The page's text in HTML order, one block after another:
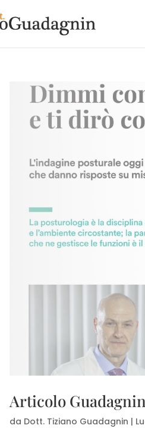
Articolo
da Dott. Tiziano Guadagnin |